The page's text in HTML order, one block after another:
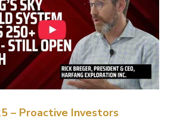
– Proactive Investors